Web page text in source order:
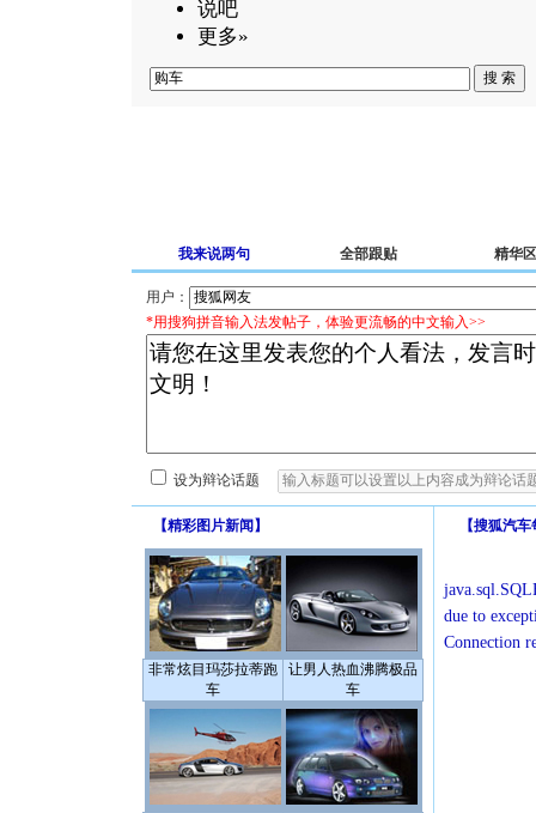
说吧
更多»
我来说两句 全部跟贴 精华区
用户：
*用搜狗拼音输入法发帖子，体验更流畅的中文输入>>
设为辩论话题
【精彩图片新闻 】
非常炫目玛莎拉蒂跑
车
让男人热血沸腾极品
车
【搜狐汽车
due to
Connection